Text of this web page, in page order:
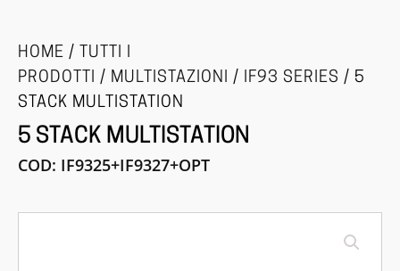
HOME / TUTTI I
PRODOTTI / MULTISTAZIONI / IF93 SERIES / 5
STACK MULTISTATION
5 STACK MULTISTATION
COD: IF9325+IF9327+OPT